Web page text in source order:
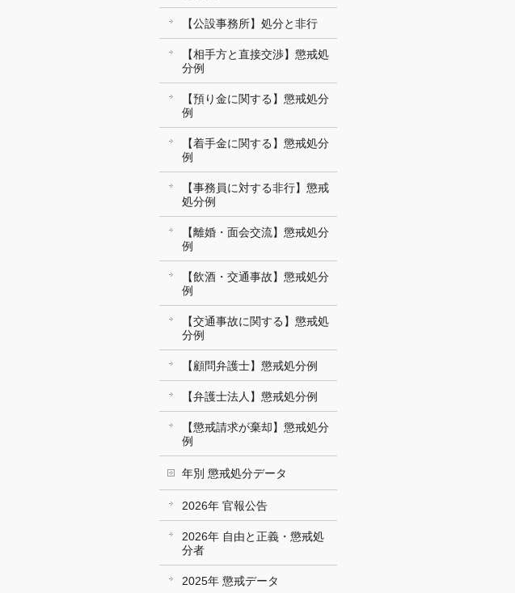
【公設事務所】処分と非行
【相手方と直接交渉】懲戒処
分例
【預り金に関する】懲戒処分
例
【着手金に関する】懲戒処分
例
【事務員に対する非行】懲戒
処分例
【離婚・面会交流】懲戒処分
例
【飲酒・交通事故】懲戒処分
例
【交通事故に関する】懲戒処
分例
【顧問弁護士】懲戒処分例
【弁護士法人】懲戒処分例
【懲戒請求が棄却】懲戒処分
例
年別 懲戒処分データ
2026年 官報公告
2026年 自由と正義・懲戒処
分者
2025年 懲戒データ